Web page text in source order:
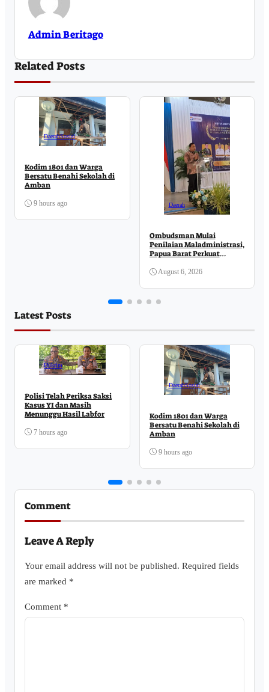
Admin Beritago
Related Posts
DaerahSosial
Kodim 1801 dan Warga
Bersatu Benahi Sekolah di
Amban
9 hours ago Daerah
Ombudsman Mulai
Penilaian Maladministrasi,
Papua Barat Perkuat
Publik
August 6, 2026
Latest Posts
Hukrim
Polisi Telah Periksa Saksi
Kasus YI dan Masih
Menunggu Hasil Labfor
7 hours ago
DaerahSosial
Kodim 1801 dan Warga
Bersatu Benahi Sekolah di
Amban
9 hours ago
Comment
Leave A Reply
Your email address will not be published. Required fields
are marked *
Comment *